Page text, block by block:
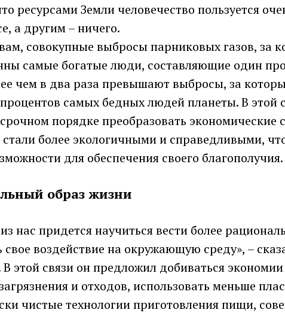
ресурсами Земли человечество пользуется
а другим – ничего.
совокупные выбросы парниковых газов, за
самые богатые люди, составляющие один
чем в два раза превышают выбросы, за
процентов самых бедных людей планеты. В этой
порядке преобразовать экономические
более экологичными и справедливыми,
для обеспечения своего благополучия.
образ жизни
нас придется научиться вести более
свое воздействие на окружающую среду», –
В этой связи он предложил добиваться
и отходов, использовать меньше
чистые технологии приготовления пищи,